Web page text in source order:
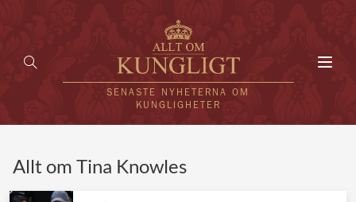
SENASTE NYHETERNA OM
KUNGLIGHETER
Allt om Tina Knowles